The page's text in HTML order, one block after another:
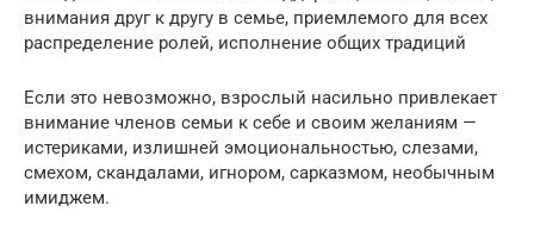
внимания друг к другу в семье, приемлемого для всех
распределение ролей, исполнение общих традиций
Если это невозможно, взрослый насильно привлекает
внимание членов семьи к себе и своим желаниям —
истериками, излишней эмоциональностью, слезами,
смехом, скандалами, игнором, сарказмом, необычным
имиджем.